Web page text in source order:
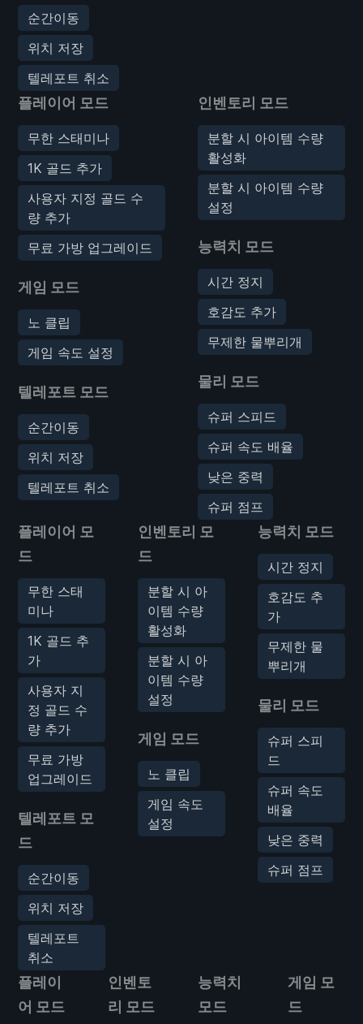
순간이동
위치 저장
텔레포트 취소
플레이어 모드
무한 스태미나
1K 골드 추가
사용자 지정 골드 수
량 추가
무료 가방 업그레이드
게임 모드
노 클립
게임 속도 설정
텔레포트 모드
순간이동
위치 저장
텔레포트 취소
인벤토리 모드
분할 시 아이템 수량
활성화
분할 시 아이템 수량
설정
능력치 모드
시간 정지
호감도 추가
무제한 물뿌리개
물리 모드
슈퍼 스피드
슈퍼 속도 배율
낮은 중력
슈퍼 점프
플레이어 모
드
무한 스태
미나
1K 골드 추
가
사용자 지
정 골드 수
량 추가
무료 가방
업그레이드
텔레포트 모
드
순간이동
위치 저장
텔레포트
취소
인벤토리 모
드
분할 시 아
이템 수량
활성화
분할 시 아
이템 수량
설정
게임 모드
노 클립
게임 속도
설정
능력치 모드
시간 정지
호감도 추
가
무제한 물
뿌리개
물리 모드
슈퍼 스피
드
슈퍼 속도
배율
낮은 중력
슈퍼 점프
플레이
어 모드
인벤토
리 모드
능력치
모드
게임 모
드